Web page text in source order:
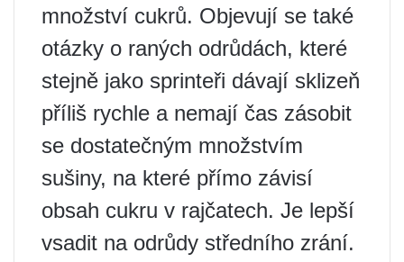
množství cukrů. Objevují se také
otázky o raných odrůdách, které
stejně jako sprinteři dávají sklizeň
příliš rychle a nemají čas zásobit
se dostatečným množstvím
sušiny, na které přímo závisí
obsah cukru v rajčatech. Je lepší
vsadit na odrůdy středního zrání.